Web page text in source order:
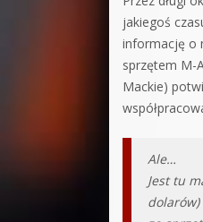
jakiegoś
informację o
sprzętem M-
Mackie)
Ale…
Jest tu